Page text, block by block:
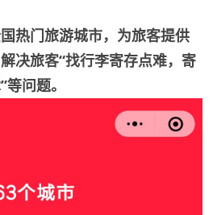
热门旅游城市，为旅客提供
决旅客“找行李寄存点难，寄
问题。